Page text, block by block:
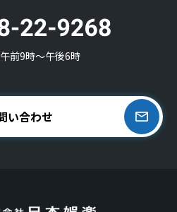
前9時〜午後6時
い合わせ